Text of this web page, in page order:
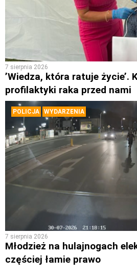
7 sierpnia 2026
’Wiedza, która ratuje życie’.
profilaktyki raka przed nami
POLICJA WYDARZENIA
7 sierpnia 2026
Młodzież na hulajnogach
częściej łamie prawo